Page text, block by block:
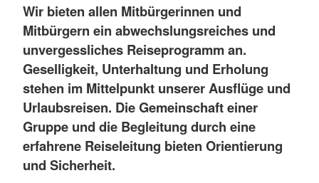
Wir bieten allen Mitbürgerinnen und
Mitbürgern ein abwechslungsreiches und
unvergessliches Reiseprogramm an.
Geselligkeit, Unterhaltung und Erholung
stehen im Mittelpunkt unserer Ausflüge und
Urlaubsreisen. Die Gemeinschaft einer
Gruppe und die Begleitung durch eine
erfahrene Reiseleitung bieten Orientierung
und Sicherheit.